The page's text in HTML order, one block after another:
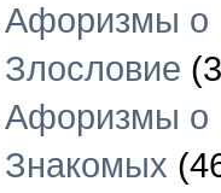
Афоризмы о
Злословие
Афоризмы о
Знакомых